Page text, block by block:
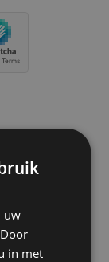
uw
in met